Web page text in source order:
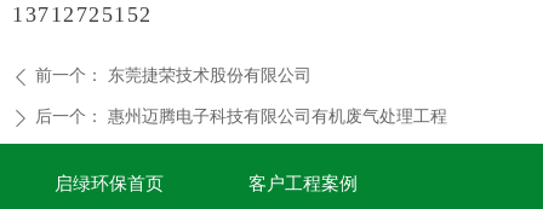
13712725152
ꄴ 前一个： 东莞捷荣技术股份有限公司
ꄲ 后一个： 惠州迈腾电子科技有限公司有机废气处理工程
启绿环保首页 客户工程案例